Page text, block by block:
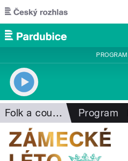
Přejít k hlavnímu obsahu
PROGRAM
Folk a country Program